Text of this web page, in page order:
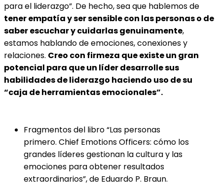
para el liderazgo”. De hecho, sea que hablemos de
tener empatía y ser sensible con las personas o de
saber escuchar y cuidarlas genuinamente,
estamos hablando de emociones, conexiones y
relaciones. Creo con firmeza que existe un gran
potencial para que un líder desarrolle sus
habilidades de liderazgo haciendo uso de su
“caja de herramientas emocionales”.
Fragmentos del libro “Las personas
primero. Chief Emotions Officers: cómo los
grandes líderes gestionan la cultura y las
emociones para obtener resultados
extraordinarios”, de Eduardo P. Braun.